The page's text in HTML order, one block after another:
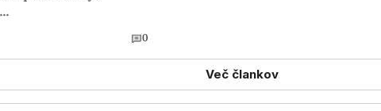
0
Več člankov